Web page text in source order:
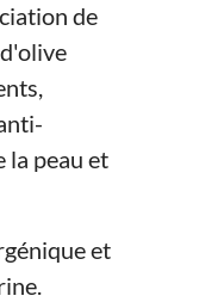
de
la peau et
et